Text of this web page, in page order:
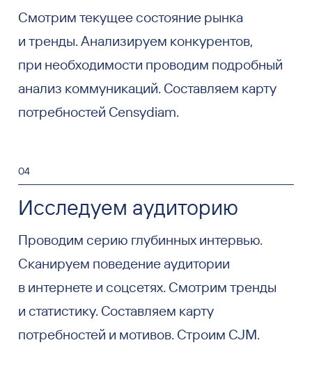
Смотрим текущее состояние рынка
и тренды. Анализируем конкурентов,
при необходимости проводим подробный
анализ коммуникаций. Составляем карту
потребностей Censydiam.
04
Исследуем аудиторию
Проводим серию глубинных интервью.
Сканируем поведение аудитории
в интернете и соцсетях. Смотрим тренды
и статистику. Составляем карту
потребностей и мотивов. Строим CJM.